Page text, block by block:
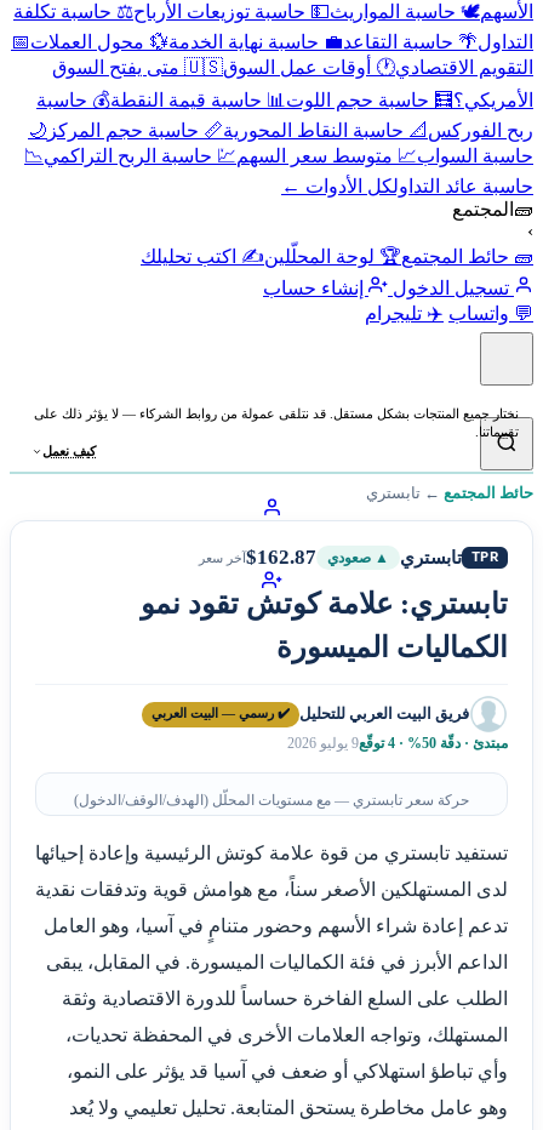
الأسهم🕊️ حاسبة المواريث💵 حاسبة توزيعات الأرباح⚖️ حاسبة تكلفة
التداول🌴 حاسبة التقاعد💼 حاسبة نهاية الخدمة💱 محول العملات📅
التقويم الاقتصادي🕐 أوقات عمل السوق
🇺🇸 متى يفتح السوق
الأمريكي؟🧮 حاسبة حجم اللوت 📊 حاسبة قيمة النقطة💰 حاسبة
ربح الفوركس 📐 حاسبة النقاط المحورية📏 حاسبة حجم المركز 🌙
حاسبة السواب📈 متوسط سعر السهم💹 حاسبة الربح التراكمي📉
حاسبة عائد التداولكل الأدوات ←
🧱 المجتمع
›
🧱 حائط المجتمع🏆 لوحة المحلّلين✍️ اكتب تحليلك
تسجيل الدخول
إنشاء حساب
💬 واتساب ✈️ تليجرام
نختار جميع المنتجات بشكل مستقل. قد نتلقى عمولة من روابط الشركاء — لا يؤثر ذلك على
تقييماتنا.
كيف نعمل
حائط المجتمع ← تابستري
TPR تابستري ▲ صعودي $162.87آخر سعر
تابستري: علامة كوتش تقود نمو
الكماليات الميسورة
فريق البيت العربي للتحليل ✔️ رسمي — البيت العربي
مبتدئ · دقّة 50% · 4 توقّع 9 يوليو 2026
حركة سعر تابستري — مع مستويات المحلّل (الهدف/الوقف/الدخول)
تستفيد تابستري من قوة علامة كوتش الرئيسية وإعادة إحيائها
لدى المستهلكين الأصغر سناً، مع هوامش قوية وتدفقات نقدية
تدعم إعادة شراء الأسهم وحضور متنامٍ في آسيا، وهو العامل
الداعم الأبرز في فئة الكماليات الميسورة. في المقابل، يبقى
الطلب على السلع الفاخرة حساساً للدورة الاقتصادية وثقة
المستهلك، وتواجه العلامات الأخرى في المحفظة تحديات،
وأي تباطؤ استهلاكي أو ضعف في آسيا قد يؤثر على النمو،
وهو عامل مخاطرة يستحق المتابعة. تحليل تعليمي ولا يُعد